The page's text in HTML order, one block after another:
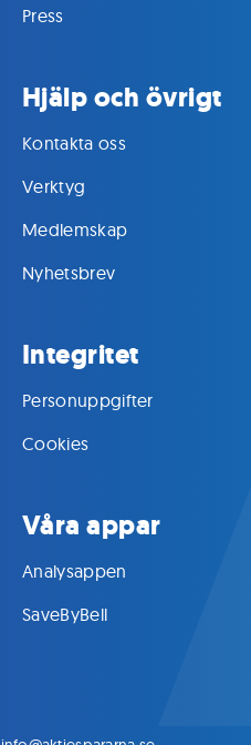
Press
Hjälp och övrigt
Kontakta oss
Verktyg
Medlemskap
Nyhetsbrev
Integritet
Personuppgifter
Cookies
Våra appar
Analysappen
SaveByBell